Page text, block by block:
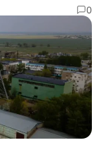
0